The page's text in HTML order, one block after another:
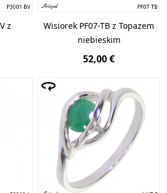
z
Wisiorek PF07-TB z Topazem
niebieskim
52,00 €